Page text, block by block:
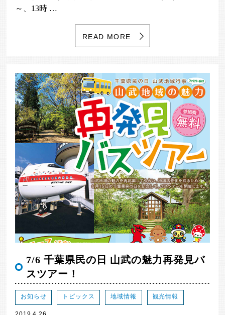
～、13時 …
READ MORE
7/6 千葉県民の日 山武の魅力再発見バ
スツアー！
お知らせ トピックス 地域情報 観光情報